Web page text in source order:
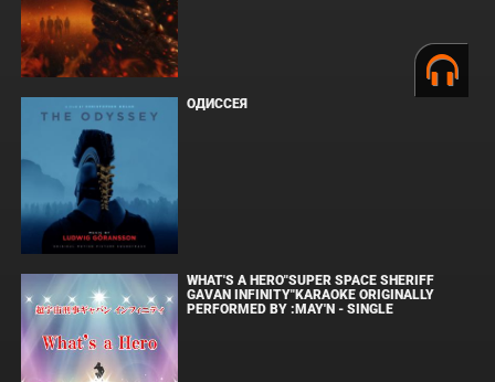
ОДИССЕЯ
WHAT'S A HERO"SUPER SPACE SHERIFF
GAVAN INFINITY"KARAOKE ORIGINALLY
PERFORMED BY :MAY'N - SINGLE